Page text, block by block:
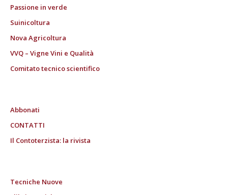
Passione in verde
Suinicoltura
Nova Agricoltura
VVQ – Vigne Vini e Qualità
Comitato tecnico scientifico
Abbonati
CONTATTI
Il Contoterzista: la rivista
Tecniche Nuove